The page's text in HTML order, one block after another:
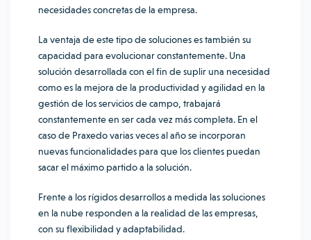
necesidades concretas de la empresa.
La ventaja de este tipo de soluciones es también su
capacidad para evolucionar constantemente. Una
solución desarrollada con el fin de suplir una necesidad
como es la mejora de la productividad y agilidad en la
gestión de los servicios de campo, trabajará
constantemente en ser cada vez más completa. En el
caso de Praxedo varias veces al año se incorporan
nuevas funcionalidades para que los clientes puedan
sacar el máximo partido a la solución.
Frente a los rígidos desarrollos a medida las soluciones
en la nube responden a la realidad de las empresas,
con su flexibilidad y adaptabilidad.